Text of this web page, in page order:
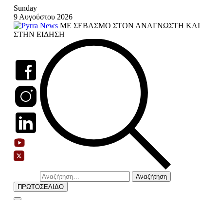
Skip
content
Sunday
9 Αυγούστου 2026
ΜΕ ΣΕΒΑΣΜΟ ΣΤΟΝ ΑΝΑΓΝΩΣΤΗ ΚΑΙ
ΣΤΗΝ ΕΙΔΗΣΗ
Αναζήτηση
για:
ΠΡΩΤΟΣΕΛΙΔΟ